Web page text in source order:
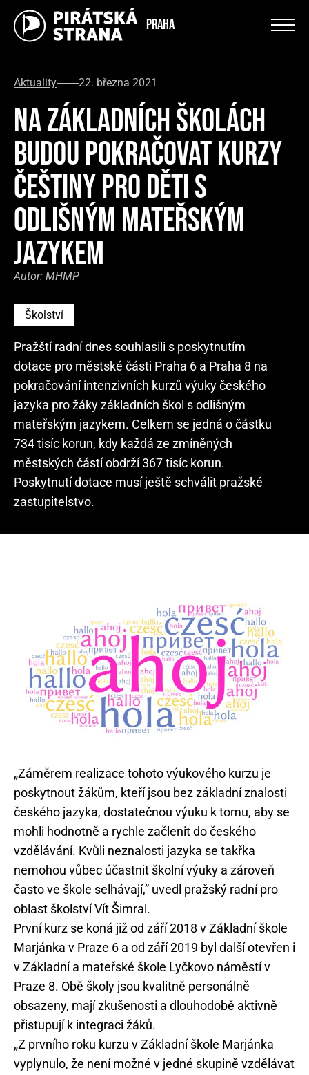
Praha
Aktuality 22. března 2021
NA ZÁKLADNÍCH ŠKOLÁCH
BUDOU POKRAČOVAT KURZY
ČEŠTINY PRO DĚTI S
ODLIŠNÝM MATEŘSKÝM
JAZYKEM
Autor: MHMP
Školství
Pražští radní dnes souhlasili s poskytnutím
dotace pro městské části Praha 6 a Praha 8 na
pokračování intenzivních kurzů výuky českého
jazyka pro žáky základních škol s odlišným
mateřským jazykem. Celkem se jedná o částku
734 tisíc korun, kdy každá ze zmíněných
městských částí obdrží 367 tisíc korun.
Poskytnutí dotace musí ještě schválit pražské
zastupitelstvo.
„Záměrem realizace tohoto výukového kurzu je
poskytnout žákům, kteří jsou bez základní znalosti
českého jazyka, dostatečnou výuku k tomu, aby se
mohli hodnotně a rychle začlenit do českého
vzdělávání. Kvůli neznalosti jazyka se takřka
nemohou vůbec účastnit školní výuky a zároveň
často ve škole selhávají,” uvedl pražský radní pro
oblast školství Vít Šimral.
První kurz se koná již od září 2018 v Základní škole
Marjánka v Praze 6 a od září 2019 byl další otevřen i
v Základní a mateřské škole Lyčkovo náměstí v
Praze 8. Obě školy jsou kvalitně personálně
obsazeny, mají zkušenosti a dlouhodobě aktivně
přistupují k integraci žáků.
„Z prvního roku kurzu v Základní škole Marjánka
vyplynulo, že není možné v jedné skupině vzdělávat